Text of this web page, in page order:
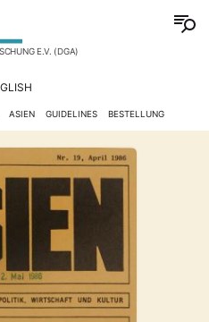
E.V. (DGA)
ASIEN GUIDELINES BESTELLUNG